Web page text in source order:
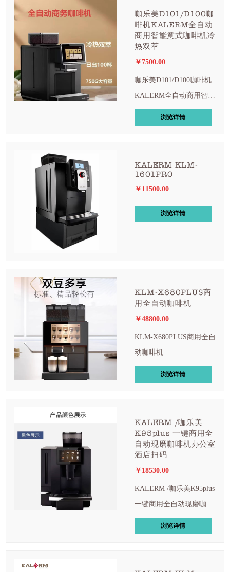
咖乐美D101/D100咖
啡机KALERM全自动
商用智能意式咖啡机冷
热双萃
￥7500.00
咖乐美D101/D100咖啡机
KALERM全自动商用智能
意式咖啡机冷热双萃
浏览详情
KALERM KLM-
1601PRO
￥11500.00
浏览详情
KLM-X680PLUS商
用全自动咖啡机
￥48800.00
KLM-X680PLUS商用全自
动咖啡机
浏览详情
KALERM /咖乐美
K95plus 一键商用全
自动现磨咖啡机办公室
酒店扫码
￥18530.00
KALERM /咖乐美K95plus
一键商用全自动现磨咖啡
机办公室酒店扫码
浏览详情